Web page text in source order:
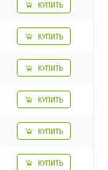
КУПИТЬ
КУПИТЬ
КУПИТЬ
КУПИТЬ
КУПИТЬ
КУПИТЬ